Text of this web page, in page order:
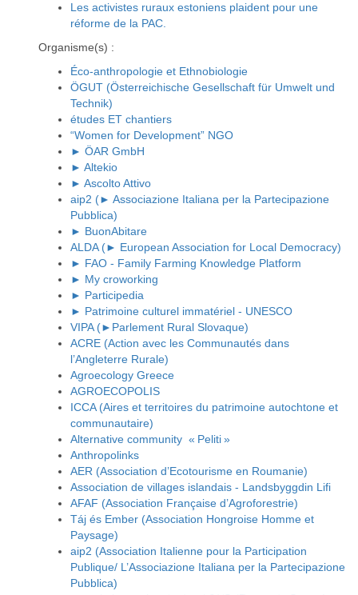
Les activistes ruraux estoniens plaident pour une
réforme de la PAC.
Organisme(s) :
Éco-anthropologie et Ethnobiologie
ÖGUT (Österreichische Gesellschaft für Umwelt und
Technik)
études ET chantiers
“Women for Development” NGO
► ÖAR GmbH
► Altekio
► Ascolto Attivo
aip2 (► Associazione Italiana per la Partecipazione
Pubblica)
► BuonAbitare
ALDA (► European Association for Local Democracy)
► FAO - Family Farming Knowledge Platform
► My croworking
► Participedia
► Patrimoine culturel immatériel - UNESCO
VIPA (►Parlement Rural Slovaque)
ACRE (Action avec les Communautés dans
l’Angleterre Rurale)
Agroecology Greece
AGROECOPOLIS
ICCA (Aires et territoires du patrimoine autochtone et
communautaire)
Alternative community « Peliti »
Anthropolinks
AER (Association d’Ecotourisme en Roumanie)
Association de villages islandais - Landsbyggdin Lifi
AFAF (Association Française d’Agroforestrie)
Táj és Ember (Association Hongroise Homme et
Paysage)
aip2 (Association Italienne pour la Participation
Publique/ L’Associazione Italiana per la Partecipazione
Pubblica)